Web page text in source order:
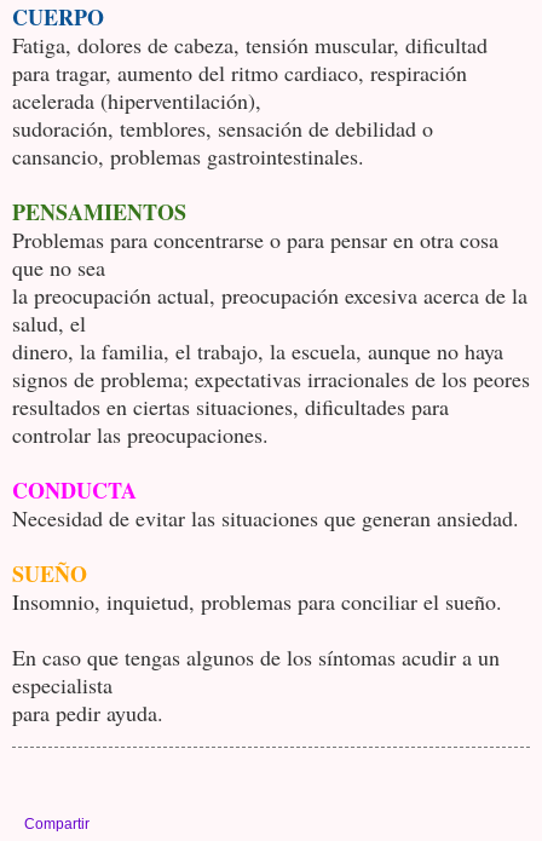
CUERPO
Fatiga, dolores de cabeza, tensión muscular, dificultad
para tragar, aumento del ritmo cardiaco, respiración
acelerada (hiperventilación),
sudoración, temblores, sensación de debilidad o
cansancio, problemas gastrointestinales.
PENSAMIENTOS
Problemas para concentrarse o para pensar en otra cosa
que no sea
la preocupación actual, preocupación excesiva acerca de la
salud, el
dinero, la familia, el trabajo, la escuela, aunque no haya
signos de problema; expectativas irracionales de los peores
resultados en ciertas situaciones, dificultades para
controlar las preocupaciones.
CONDUCTA
Necesidad de evitar las situaciones que generan ansiedad.
SUEÑO
Insomnio, inquietud, problemas para conciliar el sueño.
En caso que tengas algunos de los síntomas acudir a un
especialista
para pedir ayuda.
Compartir